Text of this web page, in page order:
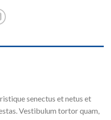
senectus et netus et
Vestibulum tortor quam,